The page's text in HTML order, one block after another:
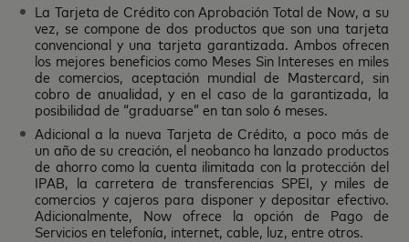
La Tarjeta de Crédito con Aprobación Total de Now, a su
vez, se compone de dos productos que son una tarjeta
convencional y una tarjeta garantizada. Ambos ofrecen
los mejores beneficios como Meses Sin Intereses en miles
de comercios, aceptación mundial de Mastercard, sin
cobro de anualidad, y en el caso de la garantizada, la
posibilidad de “graduarse” en tan solo 6 meses.
Adicional a la nueva Tarjeta de Crédito, a poco más de
un año de su creación, el neobanco ha lanzado productos
de ahorro como la cuenta ilimitada con la protección del
IPAB, la carretera de transferencias SPEI, y miles de
comercios y cajeros para disponer y depositar efectivo.
Adicionalmente, Now ofrece la opción de Pago de
Servicios en telefonía, internet, cable, luz, entre otros.